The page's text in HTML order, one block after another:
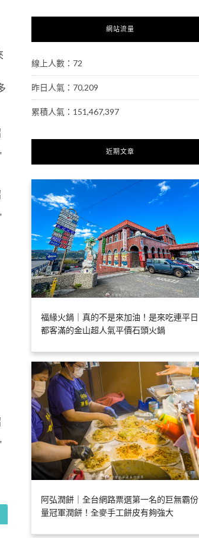
網站流量
線上人數：72
昨日人氣：70,209
累積人氣：151,467,397
近期文章
福緣火鍋｜真的不是來加油！是來吃連平日
都客滿的金山超人氣平價石頭火鍋
阿弘潤餅｜全台網路票選第一名的巨無霸份
量冠軍潤餅！全麥手工餅皮有夠強大